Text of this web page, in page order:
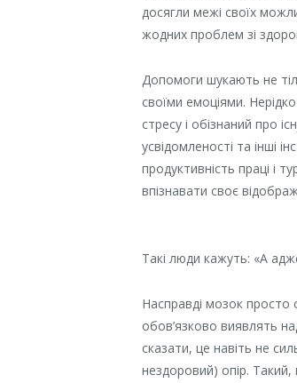
досягли межі своїх
жодних проблем зі
Допомоги шукають не
своїми емоціями.
стресу і обізнаний про
усвідомленості та інші
продуктивність праці і
впізнавати своє
Такі люди кажуть: «А
Насправді мозок просто
обов’язково виявлять
сказати, це навіть не
нездоровий) опір.